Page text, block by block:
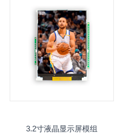
3.2寸液晶显示屏模组